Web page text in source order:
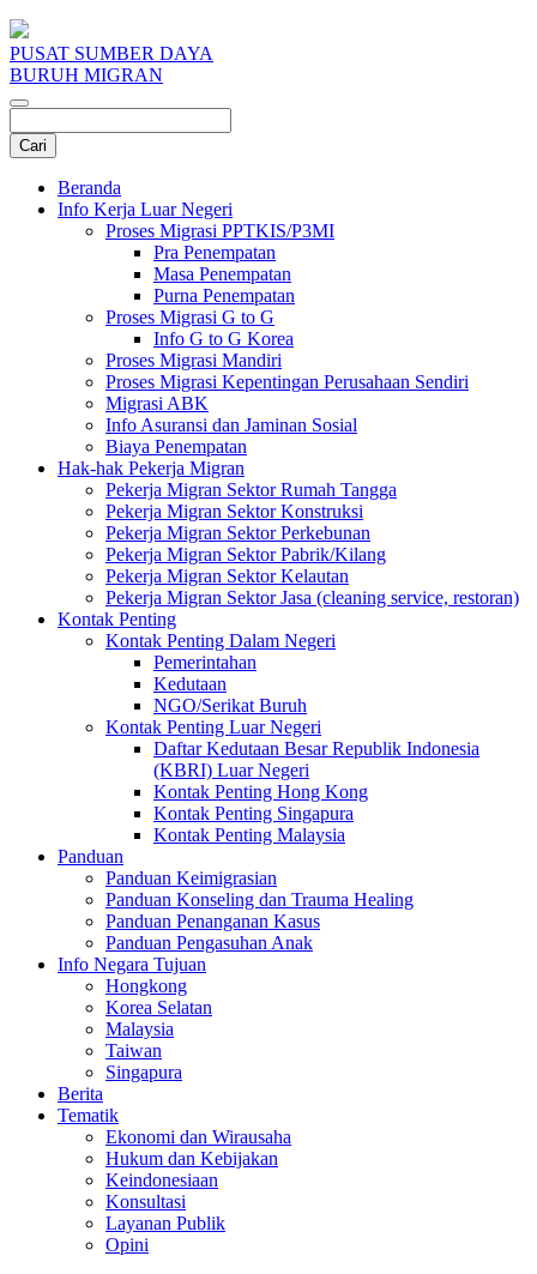
PUSAT SUMBER DAYA
BURUH MIGRAN
Beranda
Info Kerja Luar Negeri
Proses Migrasi PPTKIS/P3MI
Pra Penempatan
Masa Penempatan
Purna Penempatan
Proses Migrasi G to G
Info G to G Korea
Proses Migrasi Mandiri
Proses Migrasi Kepentingan Perusahaan Sendiri
Migrasi ABK
Info Asuransi dan Jaminan Sosial
Biaya Penempatan
Hak-hak Pekerja Migran
Pekerja Migran Sektor Rumah Tangga
Pekerja Migran Sektor Konstruksi
Pekerja Migran Sektor Perkebunan
Pekerja Migran Sektor Pabrik/Kilang
Pekerja Migran Sektor Kelautan
Pekerja Migran Sektor Jasa (cleaning service, restoran)
Kontak Penting
Kontak Penting Dalam Negeri
Pemerintahan
Kedutaan
NGO/Serikat Buruh
Kontak Penting Luar Negeri
Daftar Kedutaan Besar Republik Indonesia
(KBRI) Luar Negeri
Kontak Penting Hong Kong
Kontak Penting Singapura
Kontak Penting Malaysia
Panduan
Panduan Keimigrasian
Panduan Konseling dan Trauma Healing
Panduan Penanganan Kasus
Panduan Pengasuhan Anak
Info Negara Tujuan
Hongkong
Korea Selatan
Malaysia
Taiwan
Singapura
Berita
Tematik
Ekonomi dan Wirausaha
Hukum dan Kebijakan
Keindonesiaan
Konsultasi
Layanan Publik
Opini